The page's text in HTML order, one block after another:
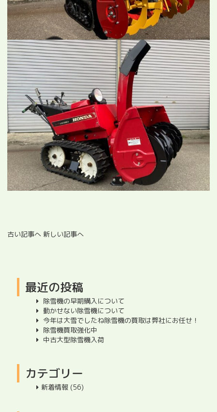
古い記事へ 新しい記事へ
最近の投稿
除雪機の早期購入について
動かせない除雪機について
今年は大雪でしたね除雪機の買取は弊社にお任せ！
除雪機買取強化中
中古大型除雪機入荷
カテゴリー
新着情報 (56)